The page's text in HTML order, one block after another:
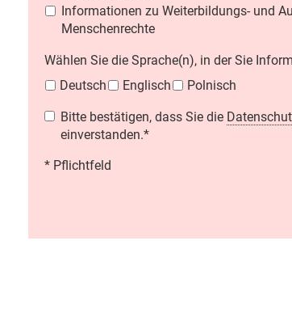
Informationen zu Weiterbildungs- und
Menschenrechte
Wählen Sie die Sprache(n), in der Sie
Deutsch
Englisch Polnisch
Bitte bestätigen, dass Sie die
einverstanden.*
* Pflichtfeld